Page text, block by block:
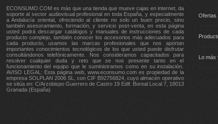
ECONSUMO.COM es más que una tienda que mueve cajas en internet, da
soporte al sector audiovisual profesional en toda España, y especialmente
a Andalucía oriental, ofreciendo al cliente no solo un buen precio, sino
también asesoramiento, formación, y servicio post-venta, en esta página
usted podrá descargar catálogos y manuales de instrucciones de cada
producto complejo, también conocer los accesorios más adecuados para
cada producto, usamos las marcas profesionales que nos aportan
importantes conocimientos tecnológicos de los que usted puede disfrutar
consultándonos telefónicamente. Nos consideramos capacitados para
resolver cualquier duda y reto que se nos presente tanto en el
funcionamiento del equipo que le suministramos como en su instalación.
AVISO LEGAL: Esta página web, www.econsumo.com es propiedad de la
empresa SOLPLAN 2006 SL, con CIF B92756824, cuyo almacén operativo
se sitúa en: C/Arzobispo Guerrero de Castro 19 Edif. Boreal Local 7, 18013
Granada (España)
Ofertas
Lo más